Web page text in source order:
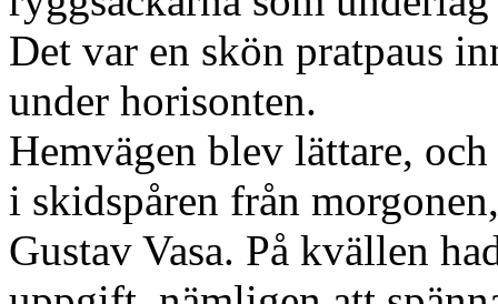
Det var en skön pratpaus
under horisonten.
Hemvägen blev lättare,
i skidspåren från
Gustav Vasa. På kvällen